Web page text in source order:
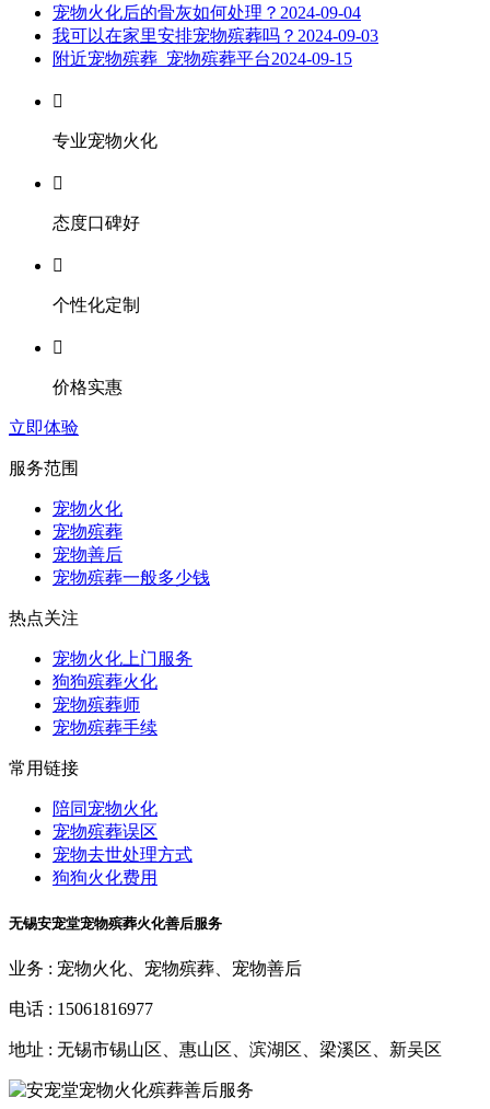
宠物火化后的骨灰如何处理？ 2024-09-04
我可以在家里安排宠物殡葬吗？ 2024-09-03
附近宠物殡葬_宠物殡葬平台2024-09-15

专业宠物火化

态度口碑好

个性化定制

价格实惠
立即体验
服务范围
宠物火化
宠物殡葬
宠物善后
宠物殡葬一般多少钱
热点关注
宠物火化上门服务
狗狗殡葬火化
宠物殡葬师
宠物殡葬手续
常用链接
陪同宠物火化
宠物殡葬误区
宠物去世处理方式
狗狗火化费用
无锡安宠堂宠物殡葬火化善后服务
业务 : 宠物火化、宠物殡葬、宠物善后
电话 : 15061816977
地址 : 无锡市锡山区、惠山区、滨湖区、梁溪区、新吴区